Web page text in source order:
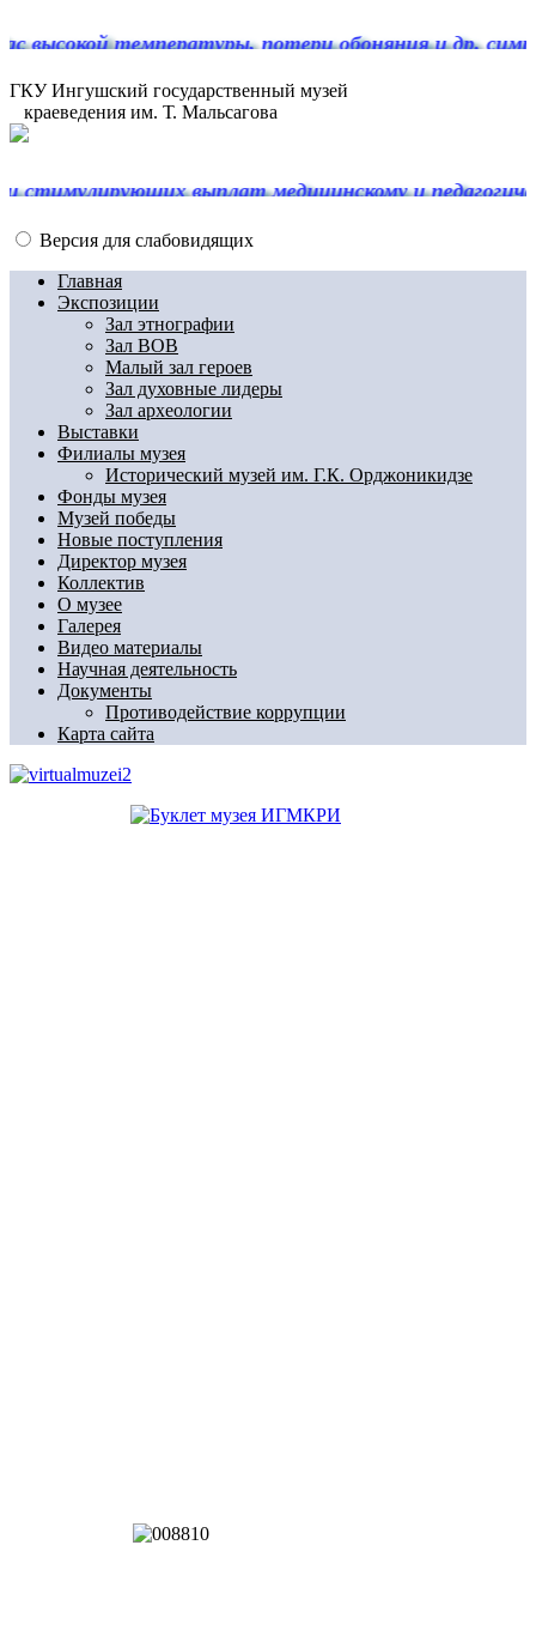
температуры, потери обоняния и др.
ГКУ Ингушский государственный музей
краеведения им. Т. Мальсагова
выплат медицинскому и
Версия для слабовидящих
Главная
Экспозиции
Зал этнографии
Зал ВОВ
Малый зал героев
Зал духовные лидеры
Зал археологии
Выставки
Филиалы музея
Исторический музей им. Г.К. Орджоникидзе
Фонды музея
Музей победы
Новые поступления
Директор музея
Коллектив
О музее
Галерея
Видео материалы
Научная деятельность
Документы
Противодействие коррупции
Карта сайта